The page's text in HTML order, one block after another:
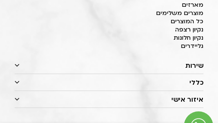
מארזים
מוצרים משלימים
כל המוצרים
נקיון רצפה
נקיון חלונות
גליידרים
שירות
כללי
איזור אישי